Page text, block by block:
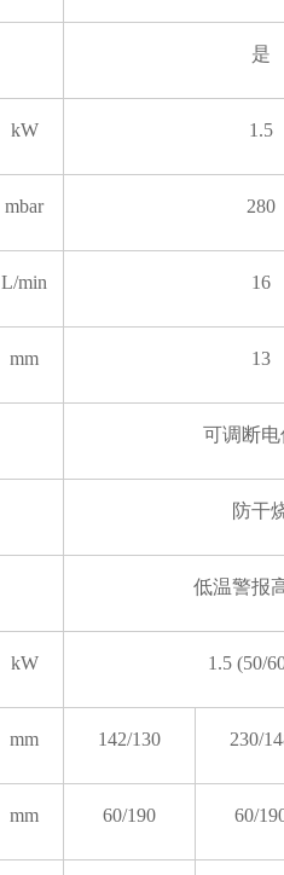
是
kW 1.5
mbar 280
L/min 16
mm 13
可调断
防干
低温警报
kW 1.5 (50/
mm 142/130 230/
mm 60/190 60/